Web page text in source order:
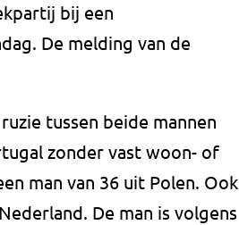
bij een
De melding van de
tussen beide mannen
zonder vast woon- of
man van 36 uit Polen. Ook
De man is volgens